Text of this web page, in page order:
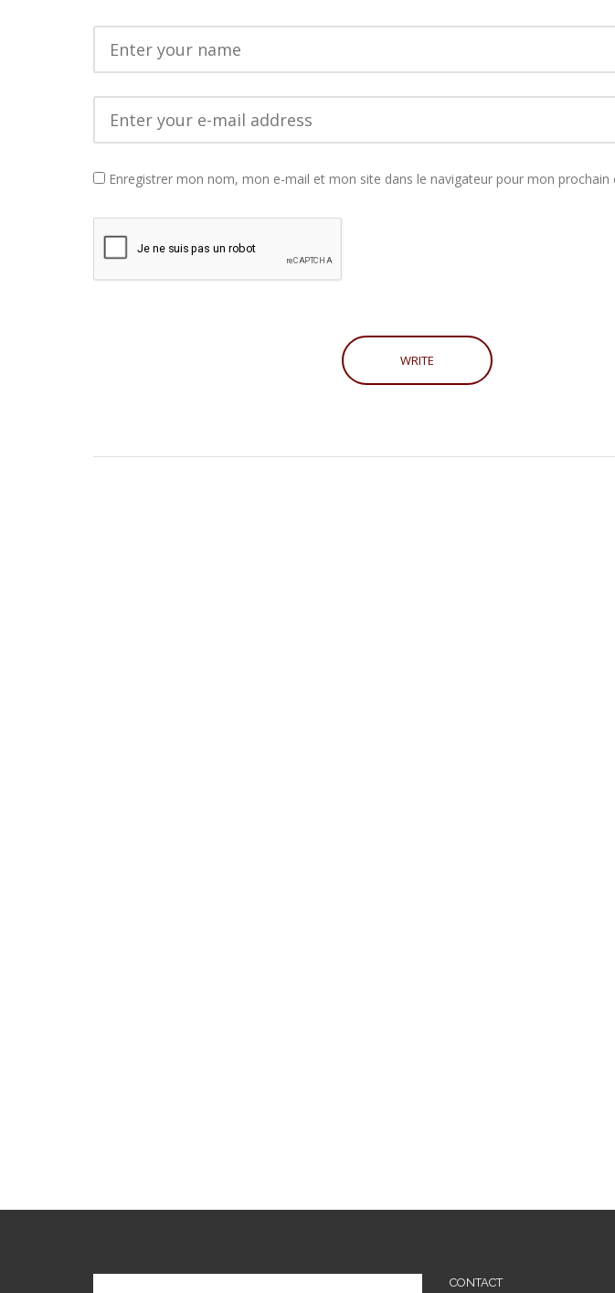
Enregistrer mon nom, mon e-mail et mon site dans le navigateur pour mon prochain
CONTACT